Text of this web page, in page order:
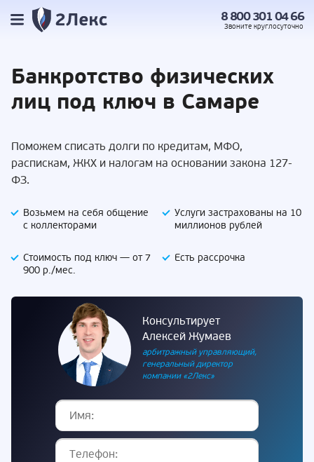
8 800 301 04 66
Звоните круглосуточно
Банкротство физических
лиц под ключ в Самаре
Поможем списать долги по кредитам, МФО,
распискам, ЖКХ и налогам на основании закона 127-
ФЗ.
Возьмем на себя общение
с коллекторами
Услуги застрахованы на 10
миллионов рублей
Стоимость под ключ — от 7
900 р./мес.
Есть рассрочка
Консультирует
Алексей Жумаев
арбитражный управляющий,
генеральный директор
компании «2Лекс»